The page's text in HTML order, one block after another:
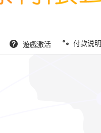
遊戲激活 付款说明